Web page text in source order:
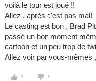
voilà le tour est joué !!
Allez , après c'est pas mal!
Le casting est bon , Brad
passé un bon moment
cartoon et un peu trop de
Allez voir par vous-mêmes
1 1